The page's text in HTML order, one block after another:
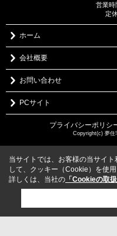
営業時
定
ホーム
会社概要
お問い合わせ
PCサイト
プライバシーポリシ
Copyright(c) 夢住
当サイトでは、お客様の当サイ
して、クッキー（Cookie）を使用
詳しくは、当社の 「Cookieの取